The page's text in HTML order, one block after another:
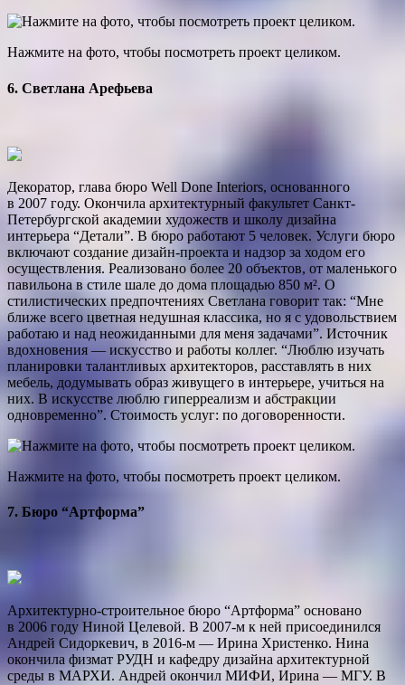
Нажмите на фото, чтобы посмотреть проект целиком.
6. Светлана Арефьева
Декоратор, глава бюро Well Done Interiors, основанного
в 2007 году. Окончила архитектурный факультет Санкт-
Петербургской академии художеств и школу дизайна
интерьера “Детали”. В бюро работают 5 человек. Услуги бюро
включают создание дизайн-проекта и надзор за ходом его
осуществления. Реализовано более 20 объектов, от маленького
павильона в стиле шале до дома площадью 850 м². О
стилистических предпочтениях Светлана говорит так: “Мне
ближе всего цветная недушная классика, но я с удовольствием
работаю и над неожиданными для меня задачами”. Источник
вдохновения — искусство и работы коллег. “Люб­лю изучать
планировки талантливых архитекторов, расставлять в них
мебель, додумывать образ живущего в интерьере, учиться на
них. В искусстве люблю гиперреализм и абстрак­ции
одновременно”. Стоимость услуг: по договоренности.
Нажмите на фото, чтобы посмотреть проект целиком.
7. Бюро “Артформа”
Архитектурно-строительное бюро “Артформа” основано
в 2006 году Ниной Целевой. В 2007-м к ней присоединился
Андрей Сидоркевич, в 2016-м — Ирина Христенко. Нина
окончила физмат РУДН и кафедру дизайна архитектурной
среды в МАРХИ. Андрей окончил МИФИ, Ирина — МГУ. В